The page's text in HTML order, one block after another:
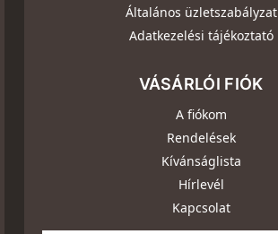
Általános üzletszabályzat
Adatkezelési tájékoztató
VÁSÁRLÓI FIÓK
A fiókom
Rendelések
Kívánságlista
Hírlevél
Kapcsolat